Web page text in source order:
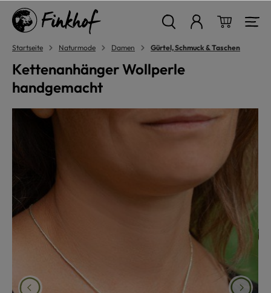
springen
Startseite Naturmode Damen Gürtel, Schmuck & Taschen
Kettenanhänger Wollperle
handgemacht
Bildergalerie überspringen